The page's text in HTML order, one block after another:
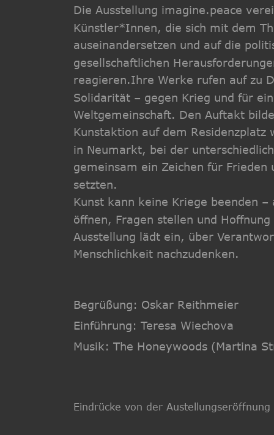
Die Ausstellung imagine.peace
Künstler*Innen, die sich mit dem
auseinandersetzen und auf die
gesellschaftlichen
reagieren.Ihre Werke rufen auf zu
Solidarität – gegen Krieg und für
Weltgemeinschaft. Den Auftakt
Kunstaktion auf dem
in Neumarkt, bei der
gemeinsam ein Zeichen für Frieden
setzten.
Kunst kann keine Kriege beenden
öffnen, Fragen stellen und
Ausstellung lädt ein, über
Menschlichkeit nachzudenken.
Begrüßung: Oskar Reithmeier
Einführung: Teresa Wiechova
Musik: The Honeywoods (Martina
Eindrücke von der Austellungseröffnung